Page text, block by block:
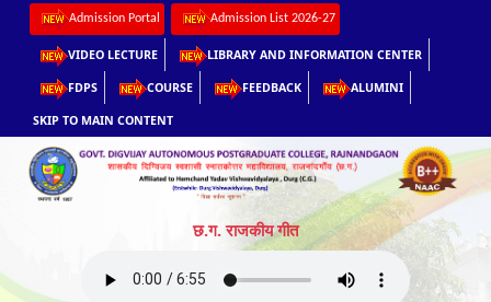
Admission Portal Admission List 2026-27
VIDEO LECTURE LIBRARY AND INFORMATION CENTER
FDPS COURSE FEEDBACK ALUMINI
SKIP TO MAIN CONTENT
छ.ग. राजकीय गीत